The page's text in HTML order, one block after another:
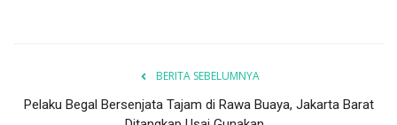
BERITA SEBELUMNYA
Pelaku Begal Bersenjata Tajam di Rawa Buaya, Jakarta Barat